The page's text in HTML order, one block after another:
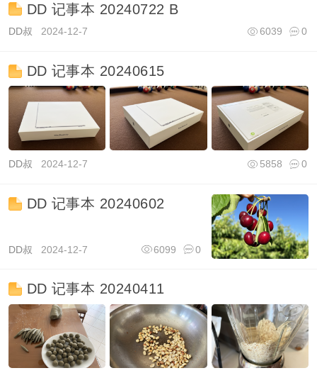
DD 记事本 20240722 B
DD叔 2024-12-7 0
6039
DD 记事本 20240615
DD叔 2024-12-7 0
5858
DD 记事本 20240602
DD叔 2024-12-7 0
6099
DD 记事本 20240411